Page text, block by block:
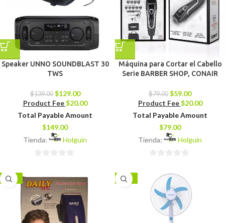
Speaker UNNO SOUNDBLAST 30
TWS
$139.00 $129.00
Product Fee $20.00
Total Payable Amount
$149.00
Tienda:
Holguín
5
Máquina para Cortar el Cabello
Serie BARBER SHOP, CONAIR
$79.00 $59.00
Product Fee $20.00
Total Payable Amount
$79.00
Tienda:
Holguín
5
-11% -14%